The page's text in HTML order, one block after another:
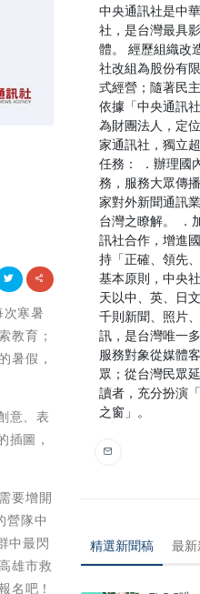
寒暑
教育；
暑假，
意、表
插圖，
要增開
營隊中
中最閃
雄市救
名吧！
中央通訊社是中
社，是台灣最具
體。 經歷組織改
社改組為股份有
式經營；隨著民
依據「中央通訊
為財團法人，定
家通訊社，獨立
任務： ．辦理國
務，服務大眾傳
家對外新聞通訊
台灣之瞭解。 ．
訊社合作，增進
持「正確、領先
基本原則，中央
天以中、英、日
千則新聞、照片
訊，是台灣唯一
服務對象從媒體
眾；從台灣民眾
讀者，充分扮演
之窗」。
精選新聞稿 最